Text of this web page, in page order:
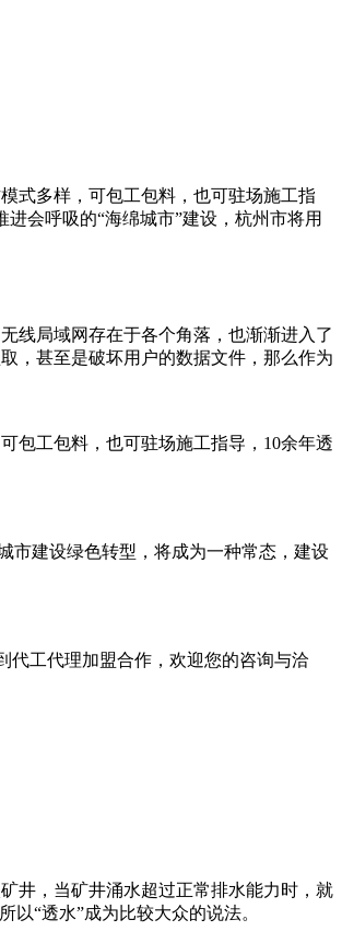
式多样，可包工包料，也可驻场施工指
会呼吸的“海绵城市”建设，杭州市将用
线局域网存在于各个角落，也渐渐进入了
，甚至是破坏用户的数据文件，那么作为
包工包料，也可驻场施工指导，10余年透
市建设绿色转型，将成为一种常态，建设
代工代理加盟合作，欢迎您的咨询与洽
井，当矿井涌水超过正常排水能力时，就
以“透水”成为比较大众的说法。